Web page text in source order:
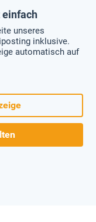
unseres
inklusive.
automatisch auf